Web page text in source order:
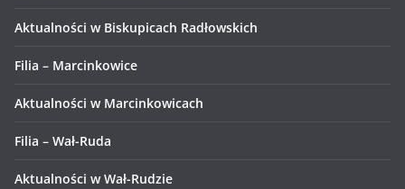
Aktualności w Biskupicach Radłowskich
Filia – Marcinkowice
Aktualności w Marcinkowicach
Filia – Wał-Ruda
Aktualności w Wał-Rudzie